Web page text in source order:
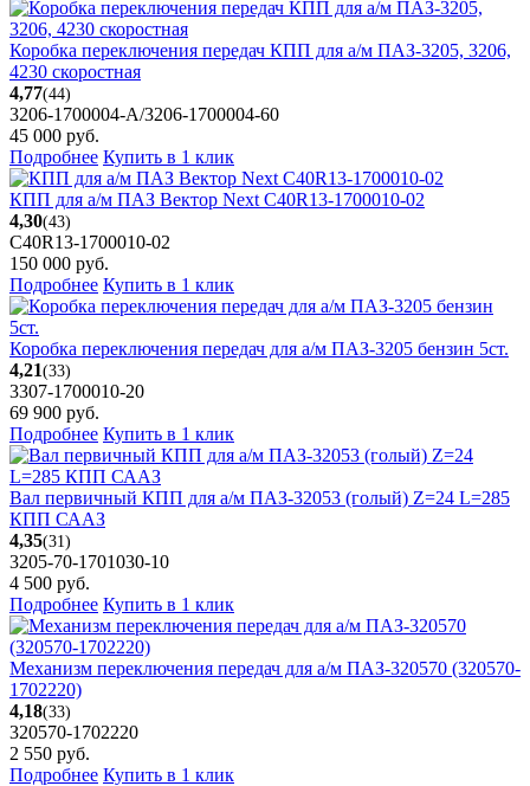
Коробка переключения передач КПП для а/м ПАЗ-3205, 3206,
4230 скоростная
4,77(44)
3206-1700004-А/3206-1700004-60
45 000 руб.
Подробнее Купить в 1 клик
КПП для а/м ПАЗ Вектор Next C40R13-1700010-02
4,30(43)
C40R13-1700010-02
150 000 руб.
Подробнее Купить в 1 клик
Коробка переключения передач для а/м ПАЗ-3205 бензин 5ст.
4,21(33)
3307-1700010-20
69 900 руб.
Подробнее Купить в 1 клик
Вал первичный КПП для а/м ПАЗ-32053 (голый) Z=24 L=285
КПП СААЗ
4,35(31)
3205-70-1701030-10
4 500 руб.
Подробнее Купить в 1 клик
Механизм переключения передач для а/м ПАЗ-320570 (320570-
1702220)
4,18(33)
320570-1702220
2 550 руб.
Подробнее Купить в 1 клик